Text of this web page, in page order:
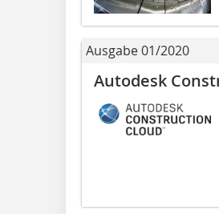
Ausgabe 01/2020
Autodesk